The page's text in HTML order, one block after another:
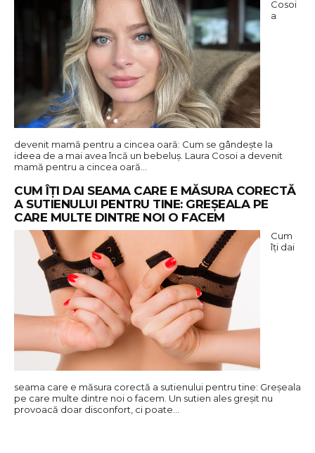
Cosoi
a
devenit mamă pentru a cincea oară: Cum se gândește la
ideea de a mai avea încă un bebeluș. Laura Cosoi a devenit
mamă pentru a cincea oară…
CUM ÎȚI DAI SEAMA CARE E MĂSURA CORECTĂ
A SUTIENULUI PENTRU TINE: GREȘEALA PE
CARE MULTE DINTRE NOI O FACEM
Cum
îți dai
seama care e măsura corectă a sutienului pentru tine: Greșeala
pe care multe dintre noi o facem. Un sutien ales greșit nu
provoacă doar disconfort, ci poate…